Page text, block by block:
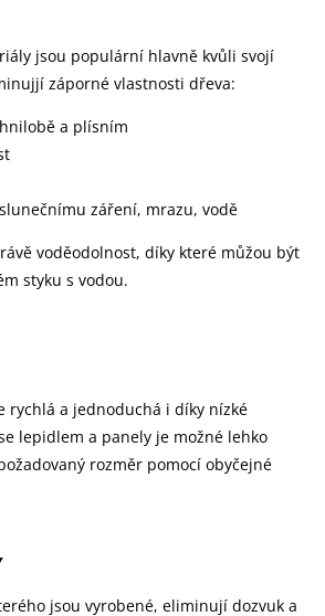
jsou populární hlavně kvůli svojí
záporné vlastnosti dřeva:
a plísním
záření, mrazu, vodě
voděodolnost, díky které můžou být
styku s vodou.
rychlá a jednoduchá i díky nízké
lepidlem a panely je možné lehko
rozměr pomocí obyčejné
jsou vyrobené, eliminují dozvuk a